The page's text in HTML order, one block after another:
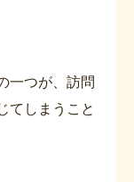
一つが、訪問
てしまうこと